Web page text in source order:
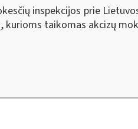
inspekcijos prie
kurioms taikomas akcizų